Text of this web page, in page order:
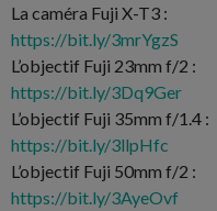
La caméra Fuji X-T3 :
https://bit.ly/3mrYgzS
L’objectif Fuji 23mm f/2 :
https://bit.ly/3Dq9Ger
L’objectif Fuji 35mm f/1.4 :
https://bit.ly/3llpHfc
L’objectif Fuji 50mm f/2 :
https://bit.ly/3AyeOvf